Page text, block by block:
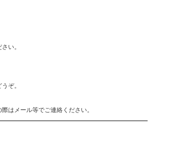
い。
ぞ。
はメール等でご連絡ください。